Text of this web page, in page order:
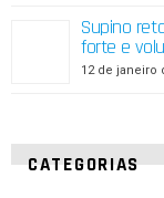
Supino
forte e
12 de janeiro
CATEGORIAS